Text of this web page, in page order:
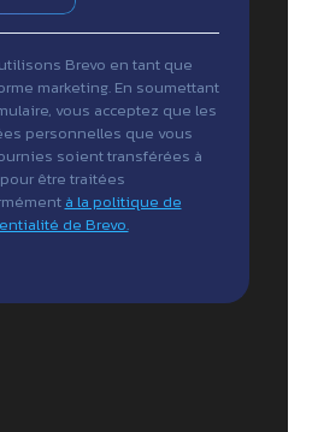
Brevo en tant que
marketing. En soumettant
vous acceptez que les
personnelles que vous
soient transférées à
être traitées
à la politique de
de Brevo.